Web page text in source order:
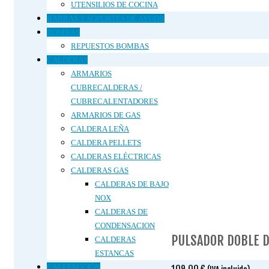
PULSADOR DOBLE
UTENSILIOS DE COCINA
BARRAS Y SOPORTES DE AYUDA
BOMBAS
REPUESTOS BOMBAS
CALDERAS
ARMARIOS
CUBRECALDERAS /
CUBRECALENTADORES
ARMARIOS DE GAS
CALDERA LEÑA
CALDERA PELLETS
CALDERAS ELÉCTRICAS
CALDERAS GAS
CALDERAS DE BAJO
NOX
CALDERAS DE
CONDENSACION
CALDERAS
ESTANCAS
CALEFACCIÓN